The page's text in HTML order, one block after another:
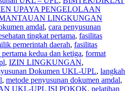
UPAYA PENGELOLAAN
LINGKUNGAN
amdal, cara penyusunan
tingkat pertama, fasilitas
pemerintah daerah, fasilitas
kedua dan ketiga, format
, IZIN LINGKUNGAN,
Dokumen UKL-UPL, langkah
, metode penyusunan dokumen amdal,
UKL-UPL ISI POKOK, pelatihan